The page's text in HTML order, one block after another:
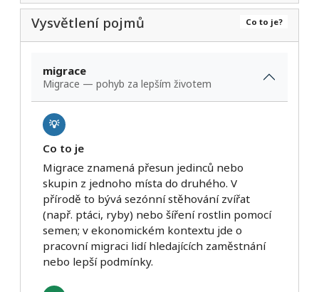
Co to je?
Vysvětlení pojmů
migrace
Migrace — pohyb za lepším životem
💡
Co to je
Migrace znamená přesun jedinců nebo
skupin z jednoho místa do druhého. V
přírodě to bývá sezónní stěhování zvířat
(např. ptáci, ryby) nebo šíření rostlin pomocí
semen; v ekonomickém kontextu jde o
pracovní migraci lidí hledajících zaměstnání
nebo lepší podmínky.